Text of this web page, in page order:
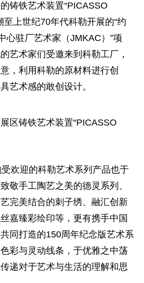
铸铁艺术装置“PICASSO
至上世纪70年代科勒开展的“约
心驻厂艺术家（JMKAC）”项
艺术家们受邀来到科勒工厂，
，利用科勒的原材料进行创
艺术感的敢创设计。
区铸铁艺术装置“PICASSO
欢迎的科勒艺术系列产品也于
敬手工陶艺之美的德灵系列、
完美结合的刺子绣、融汇创新
嘉臻彩绘印等，更有携手中国
同打造的150周年纪念版艺术系
彩与灵动线条，于优雅之中荡
递对于艺术与生活的理解和思